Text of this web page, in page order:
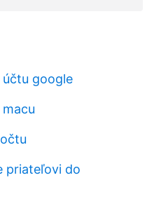
účtu google
priateľovi do